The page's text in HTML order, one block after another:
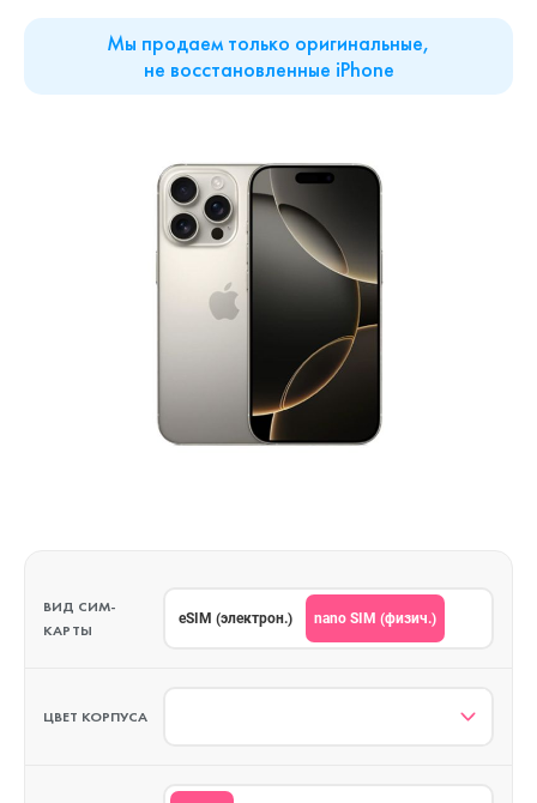
Мы продаем только оригинальные,
не восстановленные iPhone
ВИД СИМ-
КАРТЫ
eSIM (электрон.) nano SIM (физич.)
ЦВЕТ КОРПУСА